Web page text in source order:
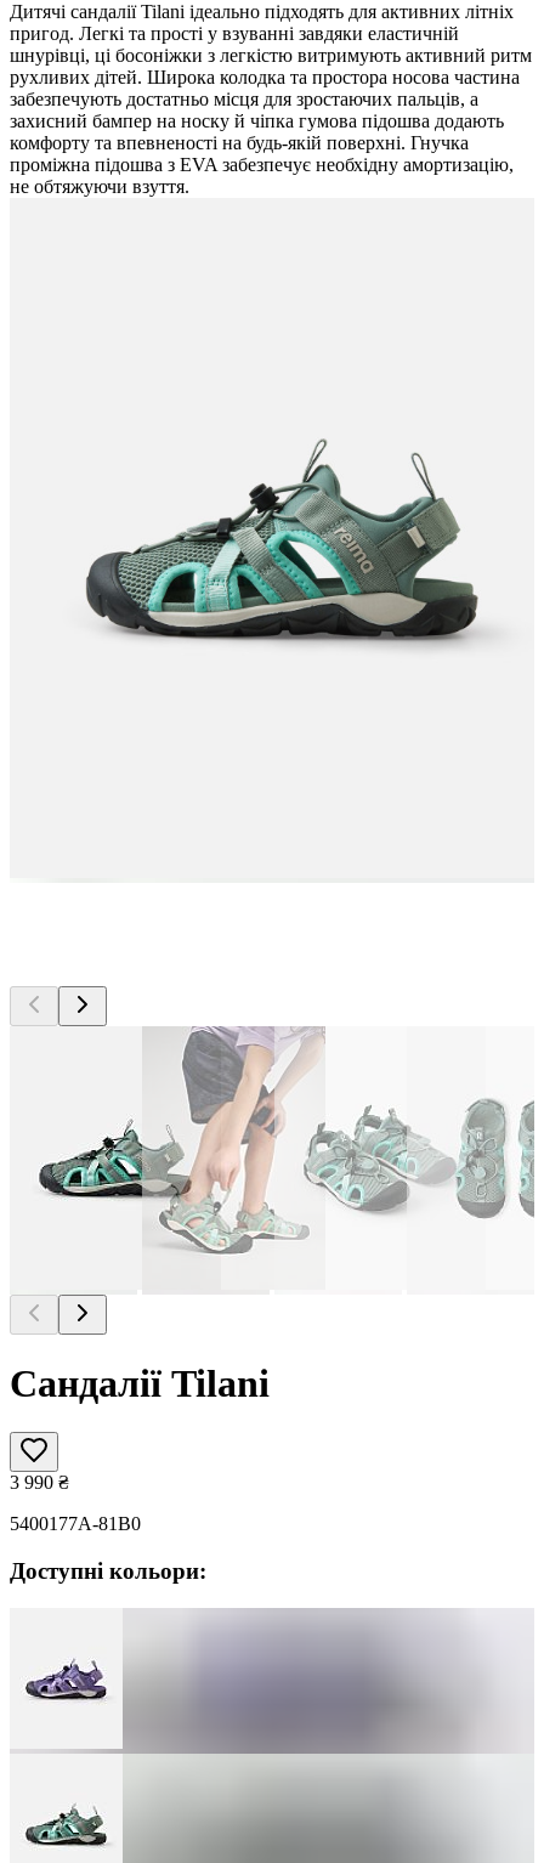
Дитячі сандалії Tilani ідеально підходять для активних літніх
пригод. Легкі та прості у взуванні завдяки еластичній
шнурівці, ці босоніжки з легкістю витримують активний ритм
рухливих дітей. Широка колодка та простора носова частина
забезпечують достатньо місця для зростаючих пальців, а
захисний бампер на носку й чіпка гумова підошва додають
комфорту та впевненості на будь-якій поверхні. Гнучка
проміжна підошва з EVA забезпечує необхідну амортизацію,
не обтяжуючи взуття.
Сандалії Tilani
3 990 ₴
5400177A-81B0
Доступні кольори: